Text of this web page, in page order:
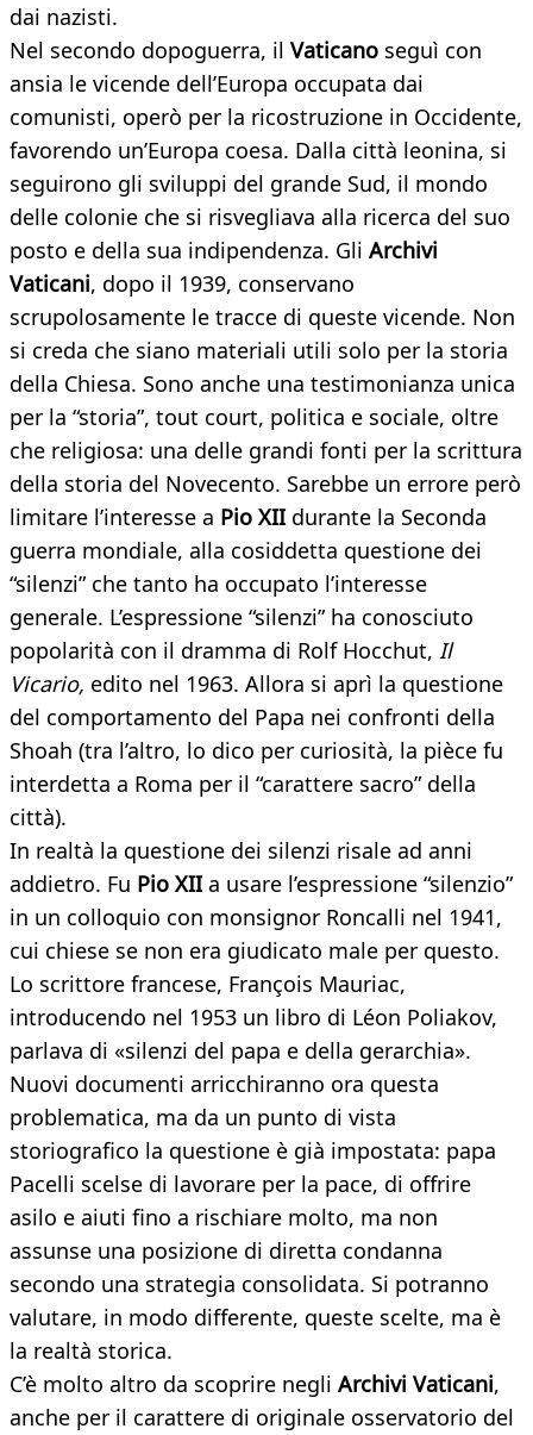
dai nazisti.
Nel secondo dopoguerra, il Vaticano seguì con
ansia le vicende dell’Europa occupata dai
comunisti, operò per la ricostruzione in Occidente,
favorendo un’Europa coesa. Dalla città leonina, si
seguirono gli sviluppi del grande Sud, il mondo
delle colonie che si risvegliava alla ricerca del suo
posto e della sua indipendenza. Gli Archivi
Vaticani, dopo il 1939, conservano
scrupolosamente le tracce di queste vicende. Non
si creda che siano materiali utili solo per la storia
della Chiesa. Sono anche una testimonianza unica
per la “storia”, tout court, politica e sociale, oltre
che religiosa: una delle grandi fonti per la scrittura
della storia del Novecento. Sarebbe un errore però
limitare l’interesse a Pio XIIdurante la Seconda
guerra mondiale, alla cosiddetta questione dei
“silenzi” che tanto ha occupato l’interesse
generale. L’espressione “silenzi” ha conosciuto
popolarità con il dramma di Rolf Hocchut, Il
Vicario, edito nel 1963. Allora si aprì la questione
del comportamento del Papa nei confronti della
Shoah (tra l’altro, lo dico per curiosità, la pièce fu
interdetta a Roma per il “carattere sacro” della
città).
In realtà la questione dei silenzi risale ad anni
addietro. Fu Pio XIIa usare l’espressione “silenzio”
in un colloquio con monsignor Roncalli nel 1941,
cui chiese se non era giudicato male per questo.
Lo scrittore francese, François Mauriac,
introducendo nel 1953 un libro di Léon Poliakov,
parlava di «silenzi del papa e della gerarchia».
Nuovi documenti arricchiranno ora questa
problematica, ma da un punto di vista
storiografico la questione è già impostata: papa
Pacelli scelse di lavorare per la pace, di offrire
asilo e aiuti fino a rischiare molto, ma non
assunse una posizione di diretta condanna
secondo una strategia consolidata. Si potranno
valutare, in modo differente, queste scelte, ma è
la realtà storica.
C’è molto altro da scoprire negli Archivi Vaticani,
anche per il carattere di originale osservatorio del